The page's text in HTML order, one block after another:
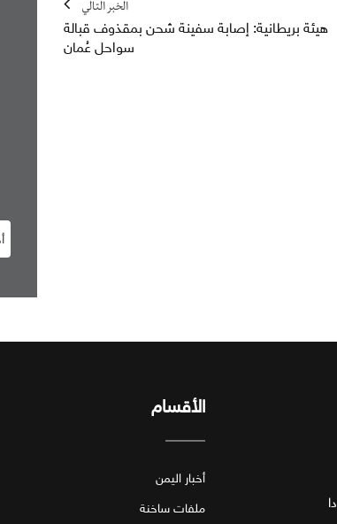
الخبر التالي
هيئة بريطانية: إصابة سفينة شحن بمقذوف قبالة
سواحل عُمان
الأقسام
أخبار اليمن
ملفات ساخنة